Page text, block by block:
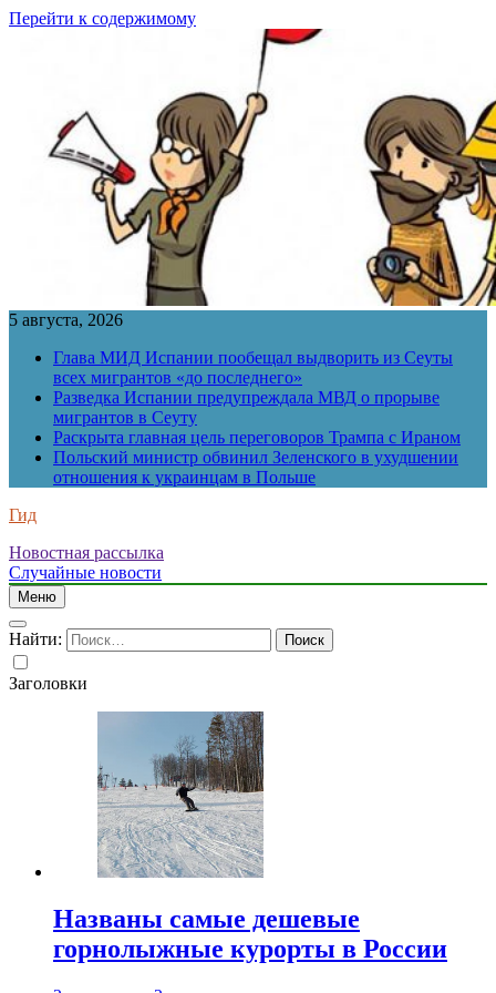
Перейти к содержимому
5 августа, 2026
Глава МИД Испании пообещал выдворить из Сеуты
всех мигрантов «до последнего»
Разведка Испании предупреждала МВД о прорыве
мигрантов в Сеуту
Раскрыта главная цель переговоров Трампа с Ираном
Польский министр обвинил Зеленского в ухудшении
отношения к украинцам в Польше
Гид
Новостная рассылка
Случайные новости
Меню
Найти:
Заголовки
Названы самые дешевые
горнолыжные курорты в России